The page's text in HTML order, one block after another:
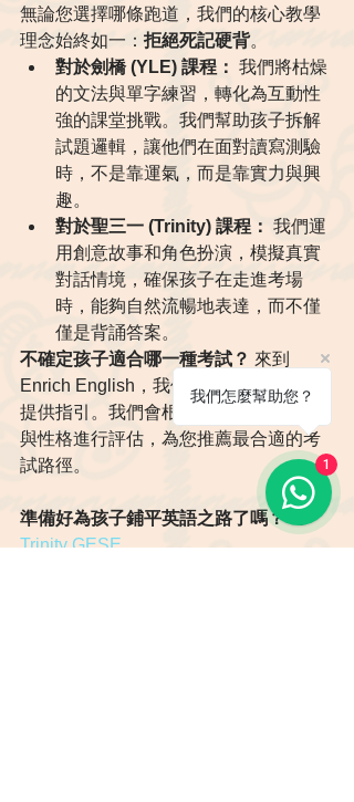
無論您選擇哪條跑道，我們的核心教學
理念始終如一：拒絕死記硬背。
對於劍橋 (YLE) 課程： 我們將枯燥
的文法與單字練習，轉化為互動性
強的課堂挑戰。我們幫助孩子拆解
試題邏輯，讓他們在面對讀寫測驗
時，不是靠運氣，而是靠實力與興
趣。
對於聖三一 (Trinity) 課程： 我們運
用創意故事和角色扮演，模擬真實
對話情境，確保孩子在走進考場
時，能夠自然流暢地表達，而不僅
僅是背誦答案。
不確定孩子適合哪一種考試？ 來到
Enrich English，我們不只提供課程，更
提供指引。我們會根據孩子的英語程度
與性格進行評估，為您推薦最合適的考
試路徑。
準備好為孩子鋪平英語之路了嗎？ 👉
Trinity GESE
我們怎麼幫助您？
1